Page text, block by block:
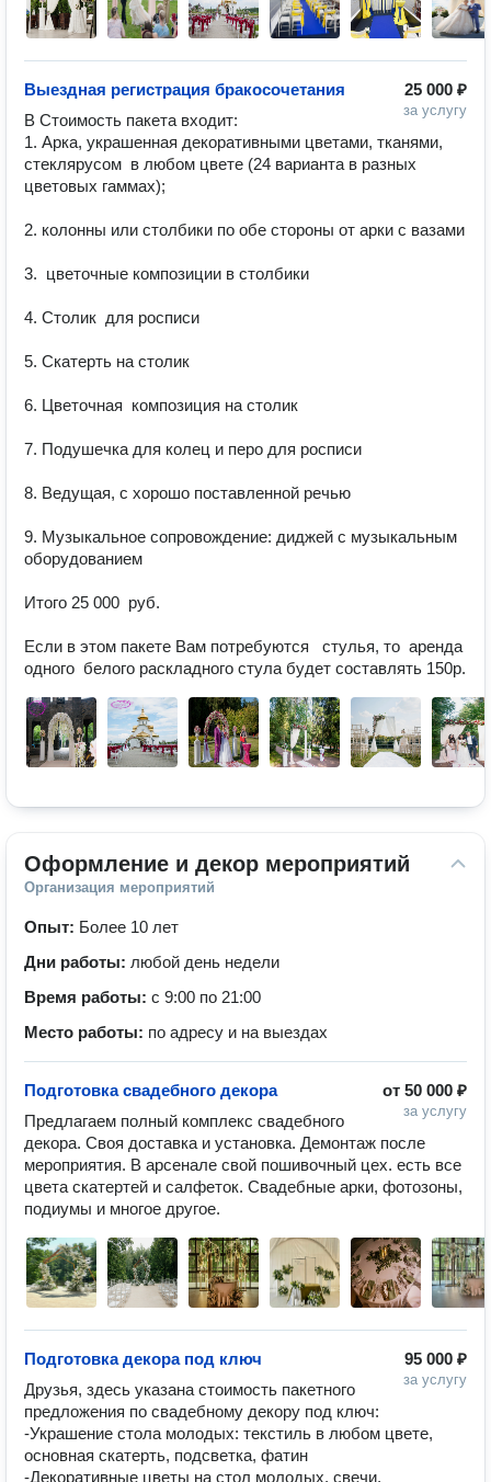
25 000 ₽
за услугу
Выездная регистрация бракосочетания
В Стоимость пакета входит:
1. Арка, украшенная декоративными цветами, тканями,
стеклярусом  в любом цвете (24 варианта в разных
цветовых гаммах);
2. колонны или столбики по обе стороны от арки с вазами
3.  цветочные композиции в столбики
4. Столик  для росписи
5. Скатерть на столик
6. Цветочная  композиция на столик
7. Подушечка для колец и перо для росписи
8. Ведущая, с хорошо поставленной речью
9. Музыкальное сопровождение: диджей с музыкальным
оборудованием
Итого 25 000  руб.
Если в этом пакете Вам потребуются   стулья, то  аренда
Оформление и декор мероприятий
Организация мероприятий
Опыт: Более 10 лет
Дни работы: любой день недели
Время работы: с 9:00 по 21:00
Место работы: по адресу и на выездах
от 50 000 ₽
за услугу
Подготовка свадебного декора
Предлагаем полный комплекс свадебного
декора. Своя доставка и установка. Демонтаж после
мероприятия. В арсенале свой пошивочный цех. есть все
цвета скатертей и салфеток. Свадебные арки, фотозоны,
подиумы и многое другое.
95 000 ₽
за услугу
Подготовка декора под ключ
Друзья, здесь указана стоимость пакетного
предложения по свадебному декору под ключ:
-Украшение стола молодых: текстиль в любом цвете,
основная скатерть, подсветка, фатин
-Декоративные цветы на стол молодых, свечи,